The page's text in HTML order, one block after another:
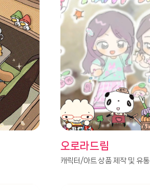
오로라드림
캐릭터/아트 상품 제작 및 유통